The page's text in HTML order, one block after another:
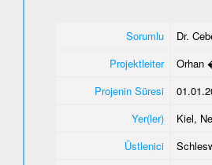
Sorumlu
Dr.
Projektleiter
Orhan
Projenin Süresi
Yer(ler)
Kiel,
Üstlenici